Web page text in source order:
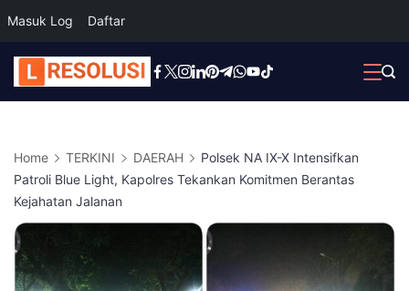
Masuk Log Daftar
Skip
to
Home TERKINI DAERAH
Polsek NA IX-X Intensifkan
Patroli Blue Light, Kapolres Tekankan Komitmen Berantas
Kejahatan Jalanan